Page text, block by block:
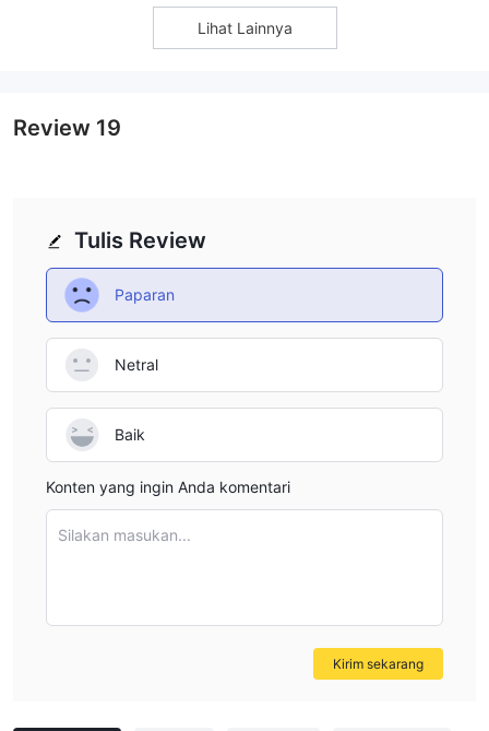
Lihat Lainnya
Tulis Review
Paparan
Netral
Baik
Konten yang ingin Anda komentari
Silakan masukan...
Kirim sekarang
Review 19